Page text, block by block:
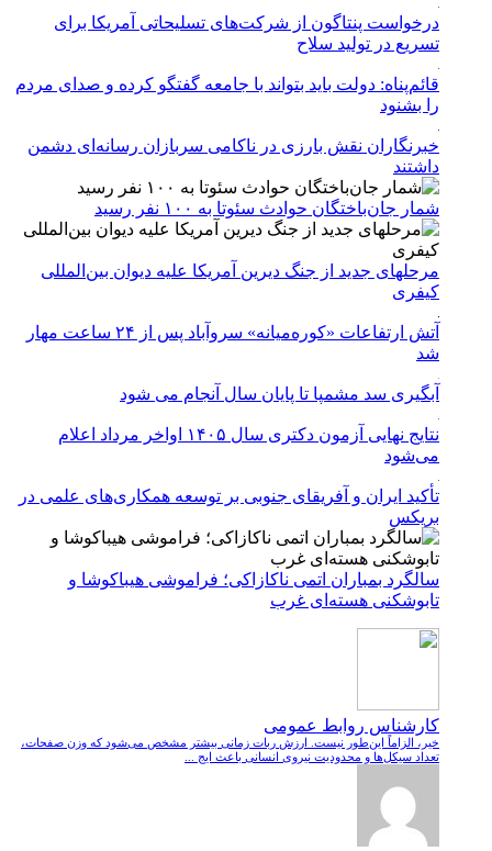
درخواست پنتاگون از شرکت‌های تسلیحاتی آمریکا برای
تسریع در تولید سلاح
قائم‌پناه: دولت باید بتواند با جامعه گفتگو کرده و صدای مردم
را بشنود
خبرنگاران نقش بارزی در ناکامی سربازان رسانه‌ای دشمن
داشتند
شمار جان‌باختگان حوادث سئوتا به ۱۰۰ نفر رسید
مرحله‎ای جدید از جنگ دیرین آمریکا علیه دیوان بین‌المللی
کیفری
آتش ارتفاعات «کوره‌میانه» سروآباد پس از ۲۴ ساعت مهار
شد
آبگیری سد مشمپا تا پایان سال آنجام می شود
نتایج نهایی آزمون دکتری سال ۱۴۰۵ اواخر مرداد اعلام
می‌شود
تأکید ایران و آفریقای جنوبی بر توسعه همکاری‌های علمی در
بریکس
سالگرد بمباران اتمی ناکازاکی؛ فراموشی هیباکوشا و
تابوشکنی هسته‌ای غرب
کارشناس روابط عمومی
خیر، الزاماً این‌طور نیست. ارزش ربات زمانی بیشتر مشخص می‌شود که وزن صفحات،
تعداد سیکل‌ها و محدودیت نیروی انسانی باعث ایج ...